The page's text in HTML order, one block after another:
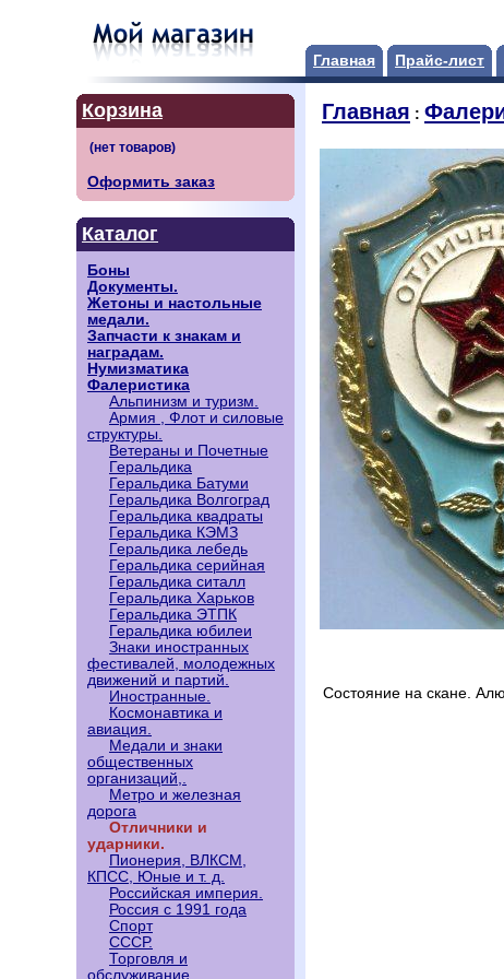
Главная Прайс-лист
Корзина
Оформить заказ
Каталог
Боны
Документы.
Жетоны и настольные
медали.
Запчасти к знакам и
наградам.
Нумизматика
Фалеристика
Альпинизм и туризм.
Армия , Флот и силовые
структуры.
Ветераны и Почетные
Геральдика
Геральдика Батуми
Геральдика Волгоград
Геральдика квадраты
Геральдика КЭМЗ
Геральдика лебедь
Геральдика серийная
Геральдика ситалл
Геральдика Харьков
Геральдика ЭТПК
Геральдика юбилеи
Знаки иностранных
фестивалей, молодежных
движений и партий.
Иностранные.
Космонавтика и
авиация.
Медали и знаки
общественных
организаций,.
Метро и железная
дорога
Отличники и
ударники.
Пионерия, ВЛКСМ,
КПСС, Юные и т. д.
Российская империя.
Россия с 1991 года
Спорт
СССР.
Торговля и
обслуживание
Главная :
Состояние на скане.